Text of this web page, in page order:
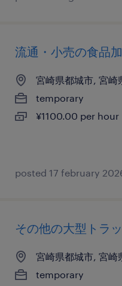
流通・小売の食品
宮崎県都城市, 宮崎
temporary
¥1100.00 per hour
posted 17 february
その他の大型トラ
宮崎県都城市, 宮崎
temporary